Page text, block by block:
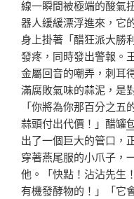
線一瞬間被極端的酸氣
器人緩緩漂浮進來，它
身上掛著「醋狂派大勝
發疼，同時發出警報。
金屬回音的嘲弄，刺耳
滿腐敗氣味的蒜泥，是
「你將為你那百分之
蒜頭付出代價！」醋罐
出了一個巨大的管口，
穿著燕尾服的小爪子，
他。「快點！沾沾先生
有機發酵物的！」「它